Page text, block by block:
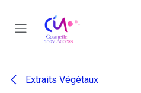
Extraits Végétaux